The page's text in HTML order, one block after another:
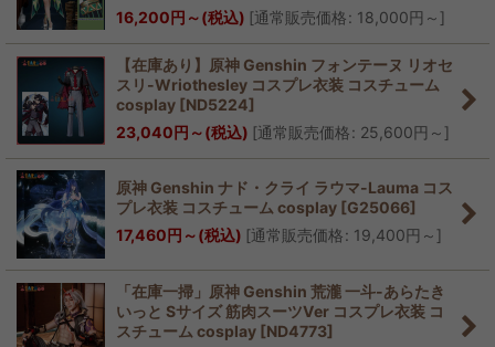
16,200円 ～(税込) [通常販売価格: 18,000円 ～ ]
【在庫あり】原神 Genshin フォンテーヌ リオセ
スリ-Wriothesley コスプレ衣装 コスチューム
cosplay [ND5224]
23,040円 ～(税込) [通常販売価格: 25,600円 ～ ]
原神 Genshin ナド・クライ ラウマ-Lauma コス
プレ衣装 コスチューム cosplay [G25066]
17,460円 ～(税込) [通常販売価格: 19,400円 ～ ]
「在庫一掃」原神 Genshin 荒瀧 一斗-あらたき
いっと Sサイズ 筋肉スーツVer コスプレ衣装 コ
スチューム cosplay [ND4773]